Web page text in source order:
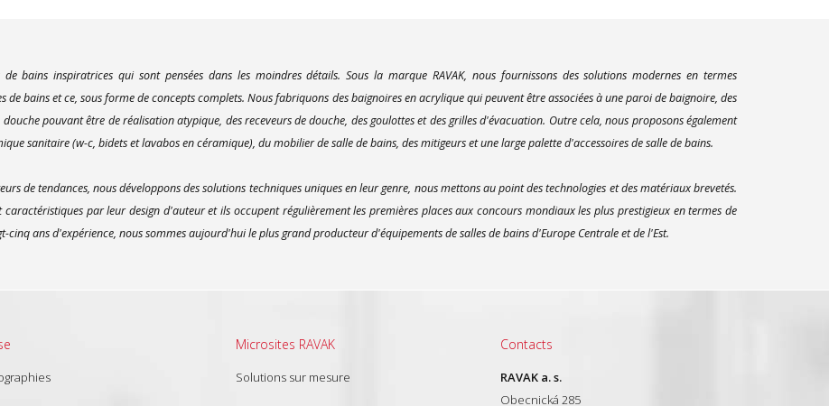
de bains inspiratrices qui sont pensées dans les moindres détails. Sous la marque RAVAK, nous fournissons des solutions modernes en termes
de bains et ce, sous forme de concepts complets. Nous fabriquons des baignoires en acrylique qui peuvent être associées à une paroi de baignoire, des
pouvant être de réalisation atypique, des receveurs de douche, des goulottes et des grilles d'évacuation. Outre cela, nous proposons également
sanitaire (w-c, bidets et lavabos en céramique), du mobilier de salle de bains, des mitigeurs et une large palette d'accessoires de salle de bains.
de tendances, nous développons des solutions techniques uniques en leur genre, nous mettons au point des technologies et des matériaux brevetés.
caractéristiques par leur design d'auteur et ils occupent régulièrement les premières places aux concours mondiaux les plus prestigieux en termes de
cinq ans d'expérience, nous sommes aujourd'hui le plus grand producteur d'équipements de salles de bains d'Europe Centrale et de l'Est.
Microsites RAVAK
Solutions sur mesure
Contacts
RAVAK a. s.
Obecnická 285